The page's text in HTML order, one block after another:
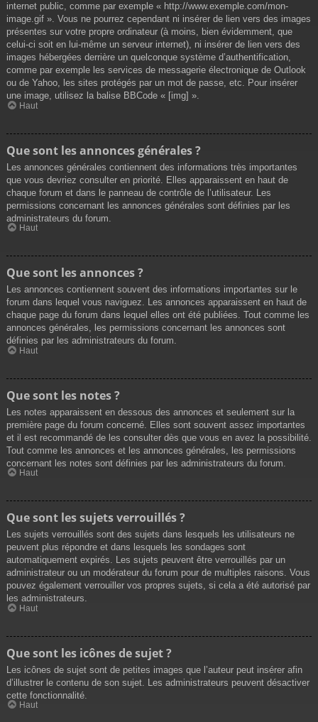
internet public, comme par exemple « http://www.exemple.com/mon-
image.gif ». Vous ne pourrez cependant ni insérer de lien vers des images
présentes sur votre propre ordinateur (à moins, bien évidemment, que
celui-ci soit en lui-même un serveur internet), ni insérer de lien vers des
images hébergées derrière un quelconque système d’authentification,
comme par exemple les services de messagerie électronique de Outlook
ou de Yahoo, les sites protégés par un mot de passe, etc. Pour insérer
une image, utilisez la balise BBCode « [img] ».
Haut
Que sont les annonces générales ?
Les annonces générales contiennent des informations très importantes
que vous devriez consulter en priorité. Elles apparaissent en haut de
chaque forum et dans le panneau de contrôle de l’utilisateur. Les
permissions concernant les annonces générales sont définies par les
administrateurs du forum.
Haut
Que sont les annonces ?
Les annonces contiennent souvent des informations importantes sur le
forum dans lequel vous naviguez. Les annonces apparaissent en haut de
chaque page du forum dans lequel elles ont été publiées. Tout comme les
annonces générales, les permissions concernant les annonces sont
définies par les administrateurs du forum.
Haut
Que sont les notes ?
Les notes apparaissent en dessous des annonces et seulement sur la
première page du forum concerné. Elles sont souvent assez importantes
et il est recommandé de les consulter dès que vous en avez la possibilité.
Tout comme les annonces et les annonces générales, les permissions
concernant les notes sont définies par les administrateurs du forum.
Haut
Que sont les sujets verrouillés ?
Les sujets verrouillés sont des sujets dans lesquels les utilisateurs ne
peuvent plus répondre et dans lesquels les sondages sont
automatiquement expirés. Les sujets peuvent être verrouillés par un
administrateur ou un modérateur du forum pour de multiples raisons. Vous
pouvez également verrouiller vos propres sujets, si cela a été autorisé par
les administrateurs.
Haut
Que sont les icônes de sujet ?
Les icônes de sujet sont de petites images que l’auteur peut insérer afin
d’illustrer le contenu de son sujet. Les administrateurs peuvent désactiver
cette fonctionnalité.
Haut